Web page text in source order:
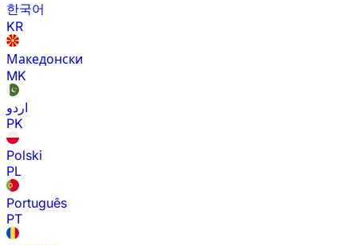
한국어
KR
Македонски
MK
اردو
PK
Polski
PL
Português
PT